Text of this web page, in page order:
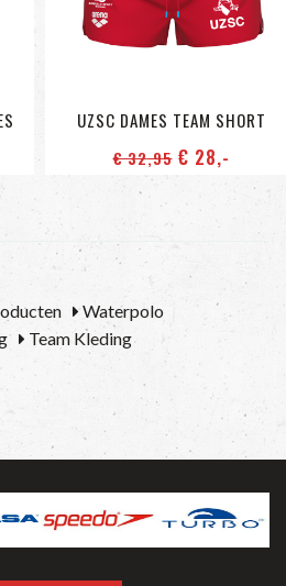
UZSC DAMES TEAM SHORT
€ 32,95€ 28,-
Waterpolo
Team Kleding